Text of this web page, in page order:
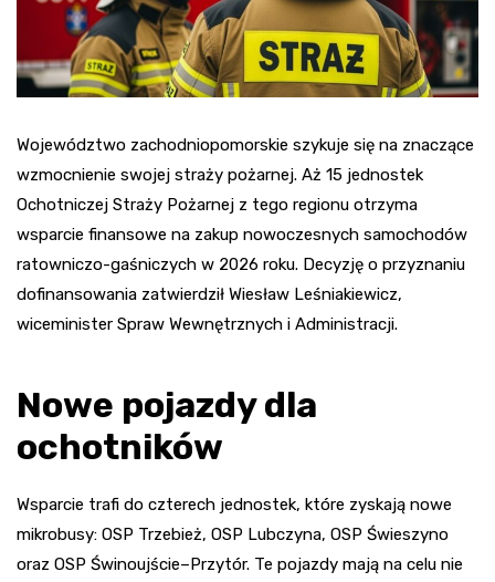
Województwo zachodniopomorskie szykuje się na znaczące
wzmocnienie swojej straży pożarnej. Aż 15 jednostek
Ochotniczej Straży Pożarnej z tego regionu otrzyma
wsparcie finansowe na zakup nowoczesnych samochodów
ratowniczo-gaśniczych w 2026 roku. Decyzję o przyznaniu
dofinansowania zatwierdził Wiesław Leśniakiewicz,
wiceminister Spraw Wewnętrznych i Administracji.
Nowe pojazdy dla
ochotników
Wsparcie trafi do czterech jednostek, które zyskają nowe
mikrobusy: OSP Trzebież, OSP Lubczyna, OSP Świeszyno
oraz OSP Świnoujście–Przytór. Te pojazdy mają na celu nie